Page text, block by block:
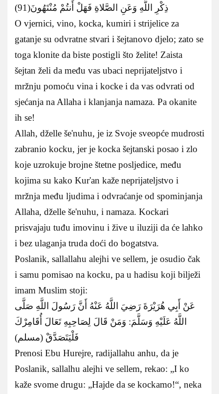
ذِكْرِ اللَّهِ وَعَنِ الصَّلاةِ فَهَلْ أَنتُمْ مُنْتَهُونَ(91)
O vjernici, vino, kocka, kumiri i strijelice za
gatanje su odvratne stvari i šejtanovo djelo; zato se
toga klonite da biste postigli što želite! Zaista
šejtan želi da među vas ubaci neprijateljstvo i
mržnju pomoću vina i kocke i da vas odvrati od
sjećanja na Allaha i klanjanja namaza. Pa okanite
ih se!
Allah, dželle še'nuhu, je iz Svoje sveopće mudrosti
zabranio kocku, jer je kocka šejtanski posao i zlo
koje uzrokuje brojne štetne posljedice, među
kojima su kako Kur'an kaže neprijateljstvo i
mržnja među ljudima i odvraćanje od spominjanja
Allaha, dželle še'nuhu, i namaza. Kockari
prisvajaju tuđu imovinu i žive u iluziji da će lahko
i bez ulaganja truda doći do bogatstva.
Poslanik, sallallahu alejhi ve sellem, je osudio čak
i samu pomisao na kocku, pa u hadisu koji bilježi
imam Muslim stoji:
عَنْ أَبِي هُرَيْرَةَ رَضِيَ اللَّهُ عَنْهُ أَنَّ رَسُولَ اللَّهِ صَلَّى
اللَّهُ عَلَيْهِ وَسَلَّمَ: وَمَنْ قَالَ لِصَاحِبِهِ تَعَالَ أُقَامِرْكَ
فَلْيَتَصَدَّقْ (مسلم)
Prenosi Ebu Hurejre, radijallahu anhu, da je
Poslanik, sallalhu alejhi ve sellem, rekao: „I ko
kaže svome drugu: „Hajde da se kockamo!“, neka